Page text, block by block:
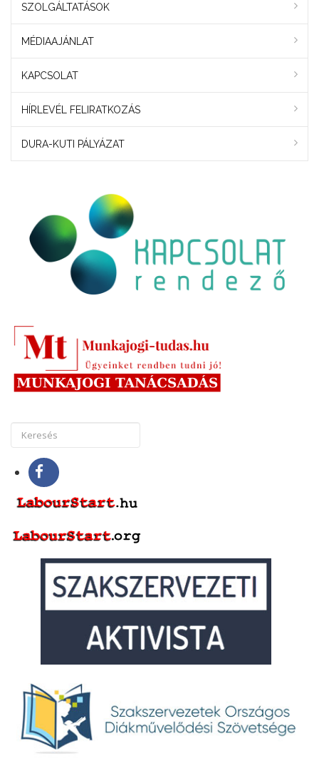
SZOLGÁLTATÁSOK
MÉDIAAJÁNLAT
KAPCSOLAT
HÍRLEVÉL FELIRATKOZÁS
DURA-KUTI PÁLYÁZAT